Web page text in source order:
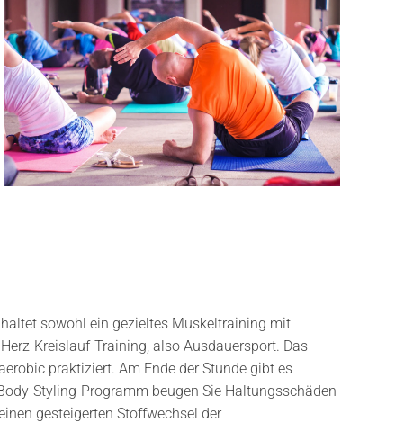
sowohl ein gezieltes Muskeltraining mit
Kreislauf-Training, also Ausdauersport. Das
praktiziert. Am Ende der Stunde gibt es
Styling-Programm beugen Sie Haltungsschäden
gesteigerten Stoffwechsel der